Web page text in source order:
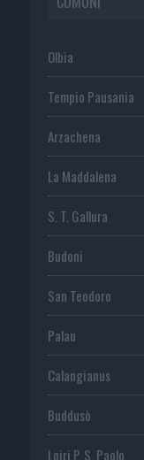
Olbia
Tempio Pausania
Arzachena
La Maddalena
S. T. Gallura
Budoni
San Teodoro
Palau
Calangianus
Buddusò
Loiri P. S. Paolo